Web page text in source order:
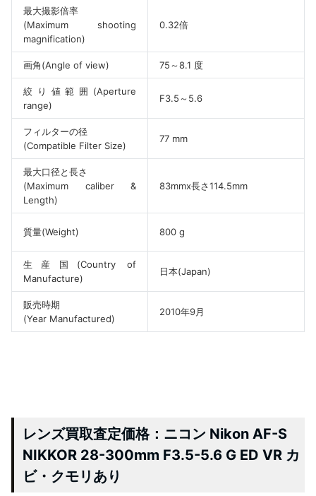
最大撮影倍率
(Maximum shooting
magnification)
0.32倍
画角(Angle of view) 75～8.1 度
絞り値範囲(Aperture
range)
F3.5～5.6
フィルターの径
(Compatible Filter Size)
77 mm
最大口径と長さ
(Maximum caliber &
Length)
83mmx長さ114.5mm
質量(Weight) 800 g
生産国(Country of
Manufacture)
日本(Japan)
販売時期
(Year Manufactured)
2010年9月
レンズ買取査定価格：ニコン Nikon AF-S
NIKKOR 28-300mm F3.5-5.6 G ED VR カ
ビ・クモリあり